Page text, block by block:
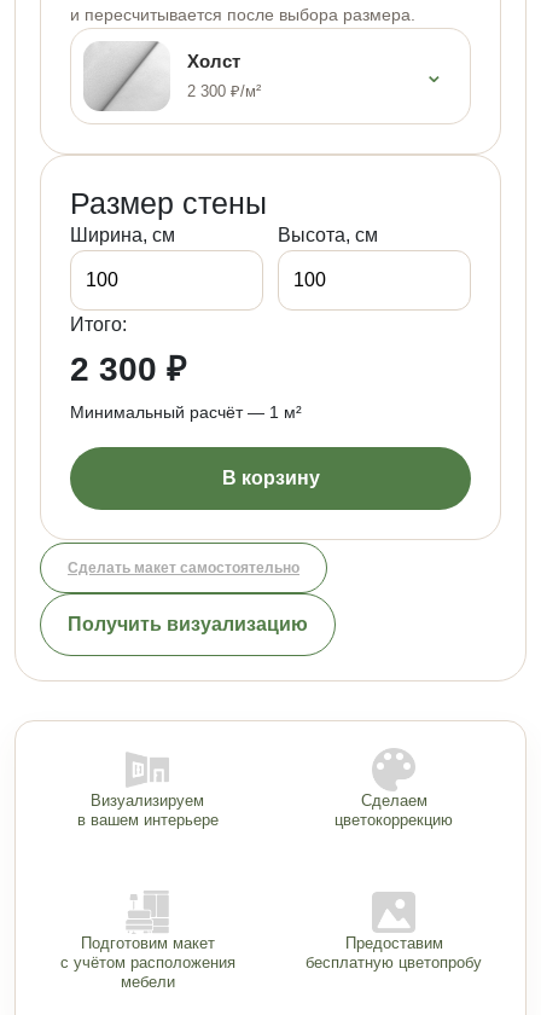
и пересчитывается после выбора размера.
Холст
2 300 ₽/м²
⌄
Размер стены
Ширина, см Высота, см
Итого:
2 300 ₽
Минимальный расчёт — 1 м²
В корзину
Сделать макет самостоятельно
Получить визуализацию
Визуализируем
в вашем интерьере
Подготовим макет
с учётом расположения
мебели
Сделаем
цветокоррекцию
Предоставим
бесплатную цветопробу